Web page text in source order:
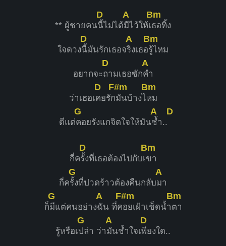
** ผู้ชายคน
D
นี้ไม่ได้
A
มีไว้ให้เ
Bm
ธอทิ้ง
ใจดวง
D
นี้มันรักเธอจ
A
ริงเธอ
Bm
รู้ไหม
อยากจะ
D
ถามเธอซัก
A
คำ
ว่าเธอเ
D
คยรัก
F#m
มันบ้างไ
Bm
หม
ดีแต่
G
คอยรังแกจิตใจให้มัน
A
ช้ำ..
D
กี่ค
D
รั้งที่เธอต้องไปกับเ
Bm
ขา
กี่ค
G
รั้งที่ปวดร้าวต้องคืนกลับ
A
มา
ก็
G
มีแต่คนอย่าง
A
ฉัน ที่ค
F#m
อยเฝ้าเช็ดน้ำ
Bm
ตา
รู้หรือเ
G
ปล่า ว่า
A
มันช้ำใจเ
D
พียงใด..